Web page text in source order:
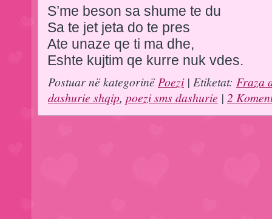
S’me beson sa shume te du
Sa te jet jeta do te pres
Ate unaze qe ti ma dhe,
Eshte kujtim qe kurre nuk vdes.
Postuar në kategorinë Poezi| Etiketat: Fraza
dashurie shqip, poezi sms dashurie | 2